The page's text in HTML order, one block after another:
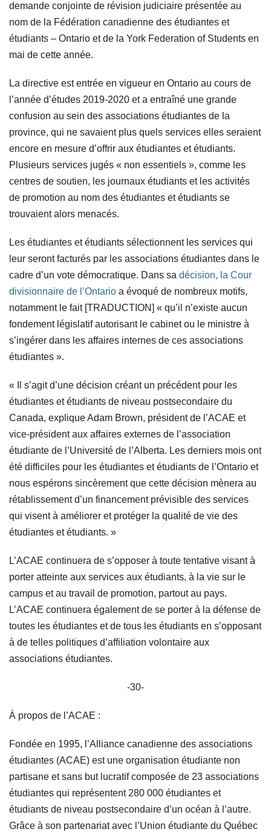
demande conjointe de révision judiciaire présentée au
nom de la Fédération canadienne des étudiantes et
étudiants – Ontario et de la York Federation of Students en
mai de cette année.
La directive est entrée en vigueur en Ontario au cours de
l’année d’études 2019-2020 et a entraîné une grande
confusion au sein des associations étudiantes de la
province, qui ne savaient plus quels services elles seraient
encore en mesure d’offrir aux étudiantes et étudiants.
Plusieurs services jugés « non essentiels », comme les
centres de soutien, les journaux étudiants et les activités
de promotion au nom des étudiantes et étudiants se
trouvaient alors menacés.
Les étudiantes et étudiants sélectionnent les services qui
leur seront facturés par les associations étudiantes dans le
cadre d’un vote démocratique. Dans sa décision, la Cour
divisionnaire de l’Ontario a évoqué de nombreux motifs,
notamment le fait [TRADUCTION] « qu’il n’existe aucun
fondement législatif autorisant le cabinet ou le ministre à
s’ingérer dans les affaires internes de ces associations
étudiantes ».
« Il s’agit d’une décision créant un précédent pour les
étudiantes et étudiants de niveau postsecondaire du
Canada, explique Adam Brown, président de l’ACAE et
vice-président aux affaires externes de l’association
étudiante de l’Université de l’Alberta. Les derniers mois ont
été difficiles pour les étudiantes et étudiants de l’Ontario et
nous espérons sincèrement que cette décision mènera au
rétablissement d’un financement prévisible des services
qui visent à améliorer et protéger la qualité de vie des
étudiantes et étudiants. »
L’ACAE continuera de s’opposer à toute tentative visant à
porter atteinte aux services aux étudiants, à la vie sur le
campus et au travail de promotion, partout au pays.
L’ACAE continuera également de se porter à la défense de
toutes les étudiantes et de tous les étudiants en s’opposant
à de telles politiques d’affiliation volontaire aux
associations étudiantes.
-30-
À propos de l’ACAE :
Fondée en 1995, l’Alliance canadienne des associations
étudiantes (ACAE) est une organisation étudiante non
partisane et sans but lucratif composée de 23 associations
étudiantes qui représentent 280 000 étudiantes et
étudiants de niveau postsecondaire d’un océan à l’autre.
Grâce à son partenariat avec l’Union étudiante du Québec